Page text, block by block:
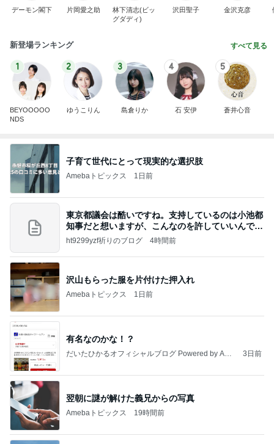
デーモン閣下 片岡愛之助
林下清志(ビッ
グダディ)
沢田聖子 金沢克彦
新登場ランキング すべて見る
1
BEYOOOOO
NDS
2
ゆうこりん
3
島倉りか
4
石 安伊
5
蒼井心音
子育て世代にとって現実的な選択肢
Amebaトピックス 1日前
東京都議会は酷いですね。支持しているのは小池都
知事だと想いますが、こんなのを許していいんです
か？
ht9299yzf祈りのブログ 4時間前
沢山もらった服を片付けた押入れ
Amebaトピックス 1日前
有名なのかな！？
だいたひかるオフィシャルブログ Powered by Ame
3日前
翌朝に謎が解けた義兄からの写真
Amebaトピックス 19時間前